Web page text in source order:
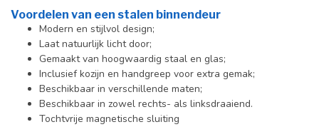
Voordelen van een stalen binnendeur
Modern en stijlvol design;
Laat natuurlijk licht door;
Gemaakt van hoogwaardig staal en glas;
Inclusief kozijn en handgreep voor extra gemak;
Beschikbaar in verschillende maten;
Beschikbaar in zowel rechts- als linksdraaiend.
Tochtvrije magnetische sluiting